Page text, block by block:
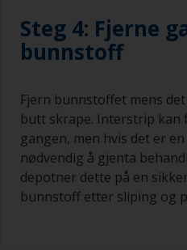
Steg 4: Fjerne
bunnstoff
Fjern bunnstoffet mens
butt skrape. Interstrip kan
gangen, men hvis det er
nødvendig å gjenta
depotner dette på en
bunnstoff etter sliping og